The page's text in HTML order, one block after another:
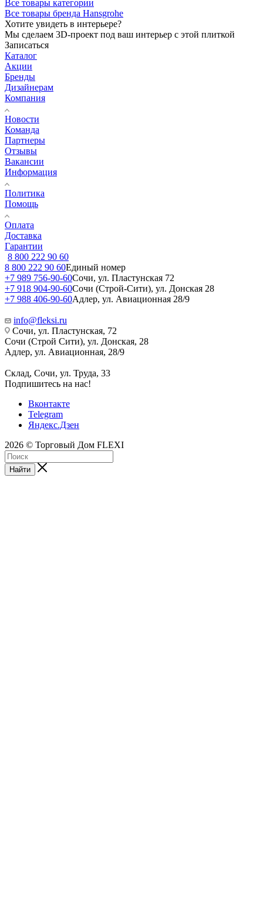
Все товары категории
Все товары бренда Hansgrohe
Хотите увидеть в интерьере?
Мы сделаем 3D-проект под ваш интерьер с этой плиткой
Записаться
Каталог
Акции
Бренды
Дизайнерам
Компания
Новости
Команда
Партнеры
Отзывы
Вакансии
Информация
Политика
Помощь
Оплата
Доставка
Гарантии
8 800 222 90 60
8 800 222 90 60Единый номер
+7 989 756-90-60Сочи, ул. Пластунская 72
+7 918 904-90-60Сочи (Строй-Сити), ул. Донская 28
+7 988 406-90-60Адлер, ул. Авиационная 28/9
info@fleksi.ru
Сочи, ул. Пластунская, 72
Сочи (Строй Сити), ул. Донская, 28
Адлер, ул. Авиационная, 28/9
Склад, Сочи, ул. Труда, 33
Подпишитесь на нас!
Вконтакте
Telegram
Яндекс.Дзен
2026 © Торговый Дом FLEXI
Найти